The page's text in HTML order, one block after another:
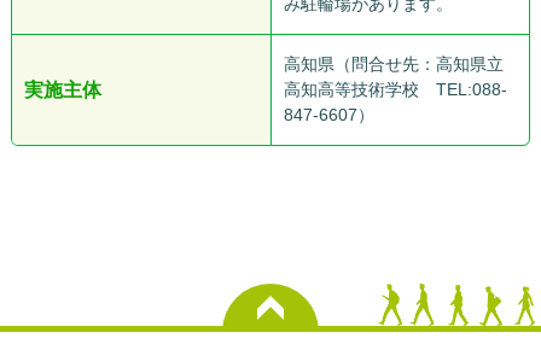
実施主体
高知県（問合せ先：高知県立
高知高等技術学校 TEL:088-
847-6607）